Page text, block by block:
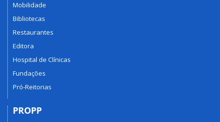
Mobilidade
Bibliotecas
Restaurantes
Editora
Hospital de Clínicas
Fundações
Pró-Reitorias
PROPP